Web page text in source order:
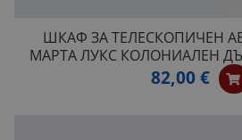
ШКАФ ЗА ТЕЛЕСКОПИЧЕН
МАРТА ЛУКС КОЛОНИАЛЕН
82,00 €